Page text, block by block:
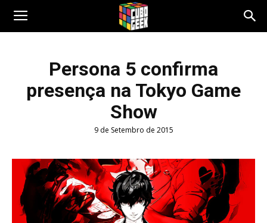
Persona 5 confirma
presença na Tokyo Game
Show
9 de Setembro de 2015